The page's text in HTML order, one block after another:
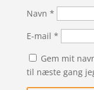
Navn *
E-mail *
Gem mit
til næste gang